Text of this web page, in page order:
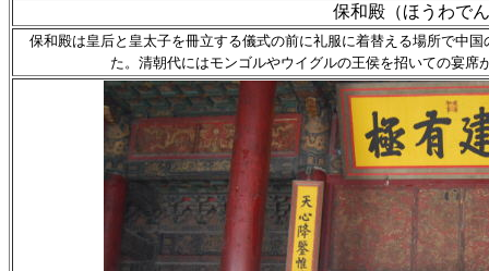
保和殿（ほうわで
保和殿は皇后と皇太子を冊立する儀式の前に礼服に着替える場所で中
た。清朝代にはモンゴルやウイグルの王侯を招いての宴席